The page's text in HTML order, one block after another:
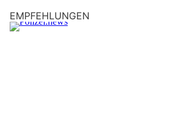
EMPFEHLUNGEN